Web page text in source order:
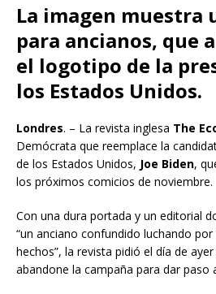
La imagen muestra
para ancianos, que
el logotipo de la
los Estados Unidos.
Londres. – La revista inglesa The
Demócrata que reemplace la
de los Estados Unidos, Joe Biden,
los próximos comicios de noviembre.
Con una dura portada y un editorial
“un anciano confundido luchando
hechos”, la revista pidió el día de
abandone la campaña para dar paso